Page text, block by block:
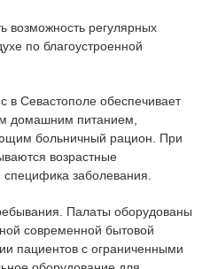
возможность регулярных
по благоустроенной
в Севастополе обеспечивает
домашним питанием,
больничный рацион. При
возрастные
заболевания.
Палаты оборудованы
современной бытовой
пациентов с ограниченными